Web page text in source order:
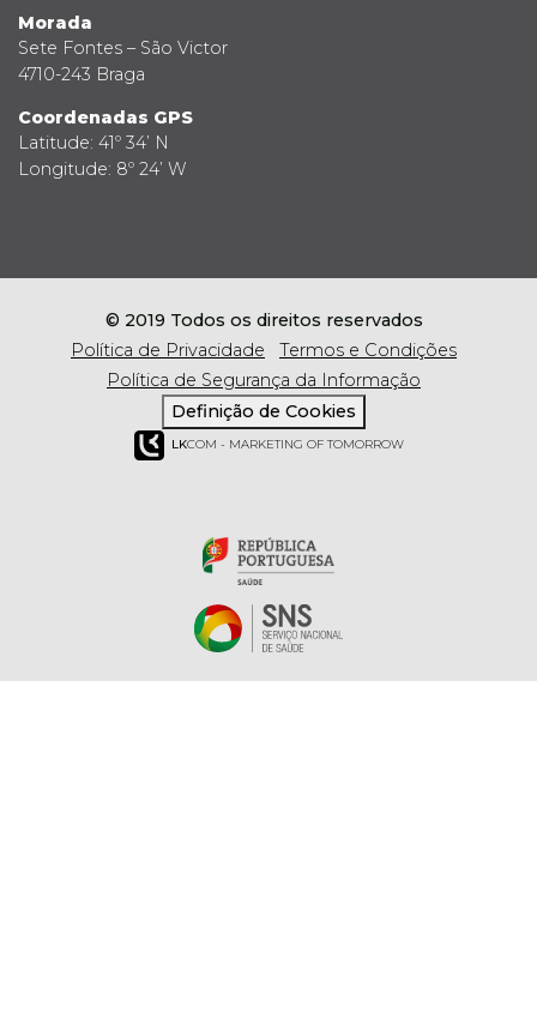
Morada
Sete Fontes – São Victor
4710-243 Braga
Coordenadas GPS
Latitude: 41º 34’ N
Longitude: 8º 24’ W
© 2019 Todos os direitos reservados
Política de Privacidade
Termos e Condições
Política de Segurança da Informação
Definição de Cookies
LKCOM - MARKETING OF TOMORROW